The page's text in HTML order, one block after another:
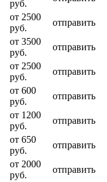
руб.
от 2500
руб.
отправить
от 3500
руб.
отправить
от 2500
руб.
отправить
от 600
руб.
отправить
от 1200
руб.
отправить
от 650
руб.
отправить
от 2000
руб.
отправить